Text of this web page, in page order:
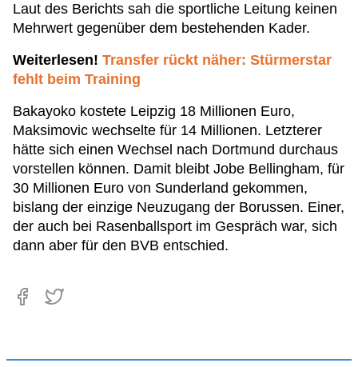
Laut des Berichts sah die sportliche Leitung keinen
Mehrwert gegenüber dem bestehenden Kader.
Weiterlesen! Transfer rückt näher: Stürmerstar
fehlt beim Training
Bakayoko kostete Leipzig 18 Millionen Euro,
Maksimovic wechselte für 14 Millionen. Letzterer
hätte sich einen Wechsel nach Dortmund durchaus
vorstellen können. Damit bleibt Jobe Bellingham, für
30 Millionen Euro von Sunderland gekommen,
bislang der einzige Neuzugang der Borussen. Einer,
der auch bei Rasenballsport im Gespräch war, sich
dann aber für den BVB entschied.